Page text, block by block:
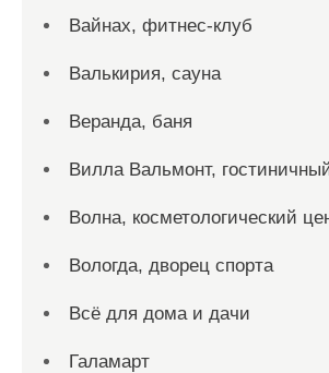
Вайнах, фитнес-клуб
Валькирия, сауна
Веранда, баня
Вилла Вальмонт,
Волна, косметологический
Вологда, дворец спорта
Всё для дома и дачи
Галамарт